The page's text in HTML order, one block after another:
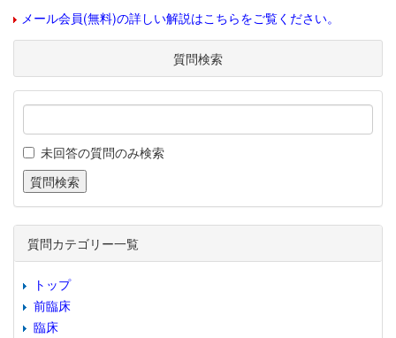
メール会員(無料)の詳しい解説はこちらをご覧ください。
質問検索
未回答の質問のみ検索
質問カテゴリー一覧
トップ
前臨床
臨床